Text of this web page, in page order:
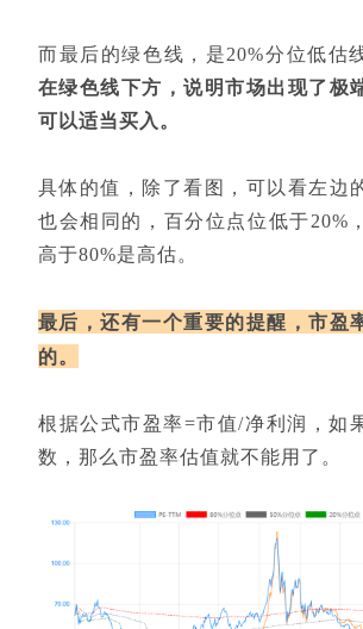
而最后的绿色线，是20%分位低估
在绿色线下方，说明市场出现了极
可以适当买入。
具体的值，除了看图，可以看左边
也会相同的，百分位点位低于20%
高于80%是高估。
最后，还有一个重要的提醒，市盈
的。
根据公式市盈率=市值/净利润，如
数，那么市盈率估值就不能用了。